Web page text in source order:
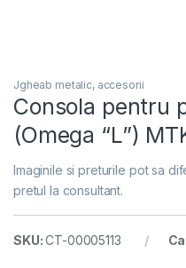
Jgheab metalic, accesorii
Consola pentru
(Omega “L”)
Imaginile si preturile pot sa
pretul la consultant.
SKU:CT-00005113